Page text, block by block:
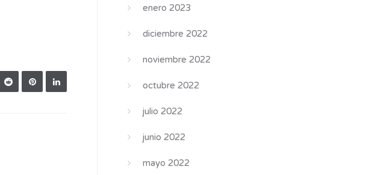
enero 2023
diciembre 2022
noviembre 2022
octubre 2022
julio 2022
junio 2022
mayo 2022